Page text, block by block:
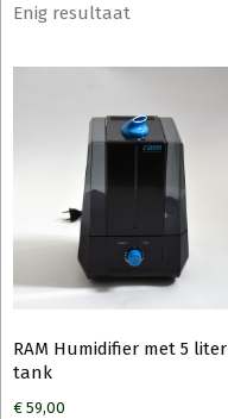
Enig resultaat
RAM Humidifier met 5 liter
tank
€ 59,00